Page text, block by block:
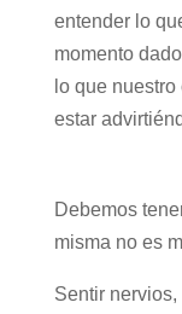
entender lo
momento
lo que
estar
Debemos
misma no es
Sentir